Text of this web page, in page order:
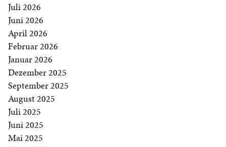
Juli 2026
Juni 2026
April 2026
Februar 2026
Januar 2026
Dezember 2025
September 2025
August 2025
Juli 2025
Juni 2025
Mai 2025